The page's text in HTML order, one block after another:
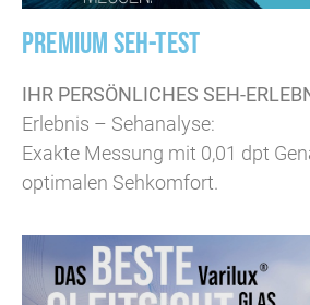
PREMIUM SEH-TEST
IHR PERSÖNLICHES SEH-
Erlebnis – Sehanalyse:
Exakte Messung mit 0,01 dpt
optimalen Sehkomfort.